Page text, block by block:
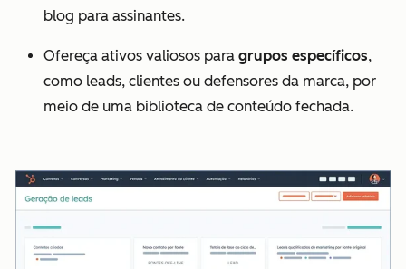
blog para assinantes.
Ofereça ativos valiosos para grupos específicos,
como leads, clientes ou defensores da marca, por
meio de uma biblioteca de conteúdo fechada.